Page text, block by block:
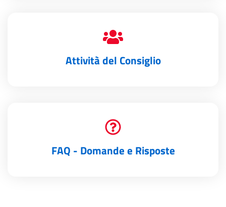
Attività del Consiglio
FAQ - Domande e Risposte